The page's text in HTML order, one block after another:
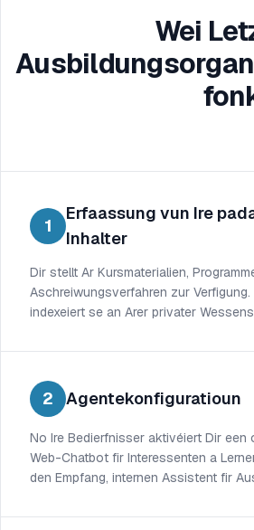
Wei
1
Erfaassung vun Ire
Inhalter
Dir stellt Ar Kursmaterialien,
Aschreiwungsverfahren zur
indexeiert se an Arer privater
2 Agentekonfiguratioun
No Ire Bedierfnisser aktivéiert Dir een
Web-Chatbot fir Interessenten a
den Empfang, internen Assistent fir